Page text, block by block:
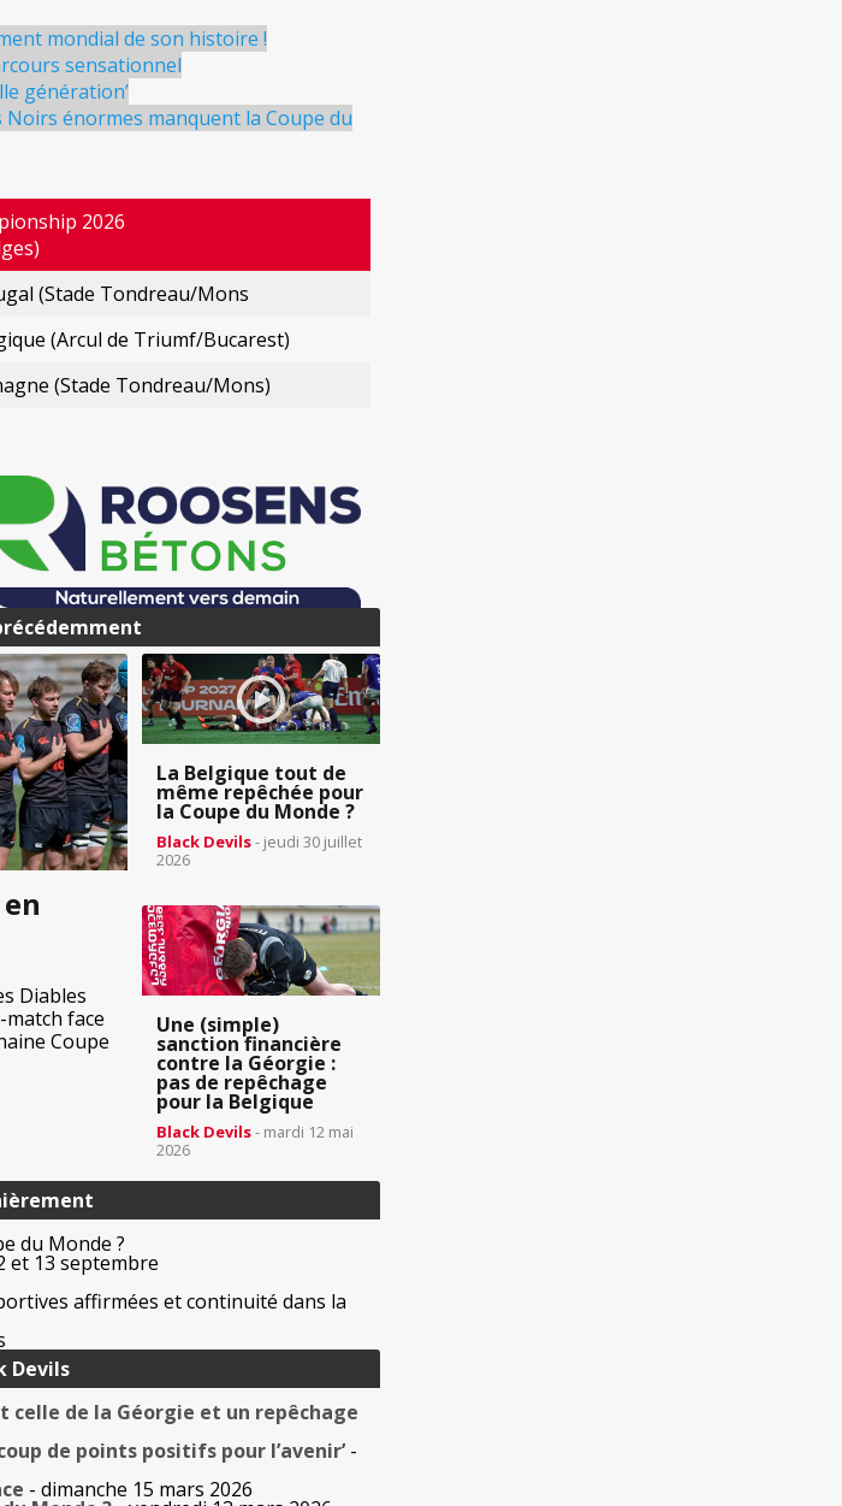
mondial de son histoire !
sensationnel
génération’
énormes manquent la Coupe du
2026
(Stade Tondreau/Mons
(Arcul de Triumf/Bucarest)
(Stade Tondreau/Mons)
Diables
face
Coupe
La Belgique tout de
même repêchée pour
la Coupe du Monde ?
Black Devils- jeudi 30 juillet
2026
Une (simple)
sanction financière
contre la Géorgie :
pas de repêchage
pour la Belgique
Black Devils- mardi 12 mai
2026
du Monde ?
et 13 septembre
affirmées et continuité dans la
Devils
celle de la Géorgie et un repêchage
de points positifs pour l’avenir’-
- dimanche 15 mars 2026